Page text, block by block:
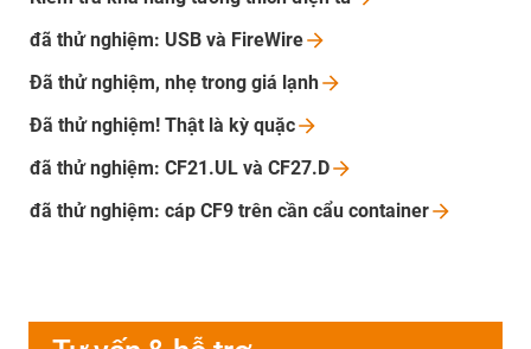
đã thử nghiệm: USB và FireWire
Đã thử nghiệm, nhẹ trong giá lạnh
Đã thử nghiệm! Thật là kỳ quặc
đã thử nghiệm: CF21.UL và CF27.D
đã thử nghiệm: cáp CF9 trên cần cẩu container